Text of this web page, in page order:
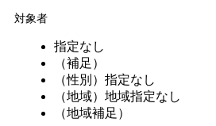
対象者
指定なし
（補足）
（性別） 指定なし
（地域） 地域指定なし
（地域補足）